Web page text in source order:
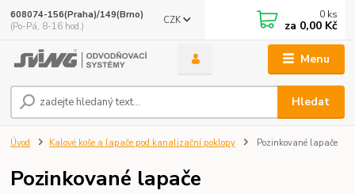
Menu
CZK
Hledat
608074-156(Praha)/149(Brno)
(Po-Pá, 8-16 hod.)
0 ks
za 0,00 Kč
Úvod Kalové koše a lapače pod kanalizační poklopy Pozinkované lapače
Pozinkované lapače